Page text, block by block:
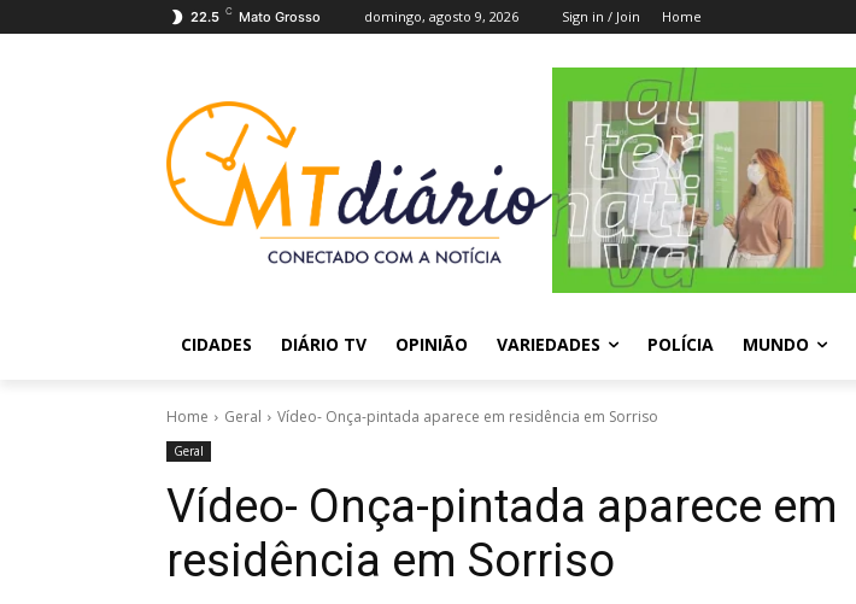
22.5 C Mato Grosso domingo, agosto 9, 2026 Sign in / Join Home
CIDADES DIÁRIO TV OPINIÃO VARIEDADES POLÍCIA MUNDO
Home Geral Vídeo- Onça-pintada aparece em residência em Sorriso
Geral
Vídeo- Onça-pintada aparece em
residência em Sorriso